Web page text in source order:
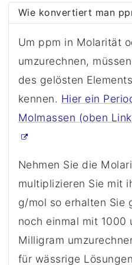
Wie konvertiert man
Um ppm in Molarität
umzurechnen,
des gelösten
kennen. Hier ein
Molmassen (oben
Nehmen Sie die
multiplizieren Sie mit
g/mol so erhalten Sie
noch einmal mit 1000
Milligram
für wässrige